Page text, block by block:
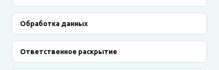
Обработка данных
Ответственное раскрытие